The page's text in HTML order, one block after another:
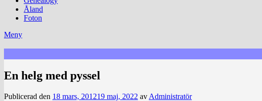
Åland
Foton
Meny
En helg med pyssel
Publicerad den 18 mars, 201219 maj, 2022 av Administratör